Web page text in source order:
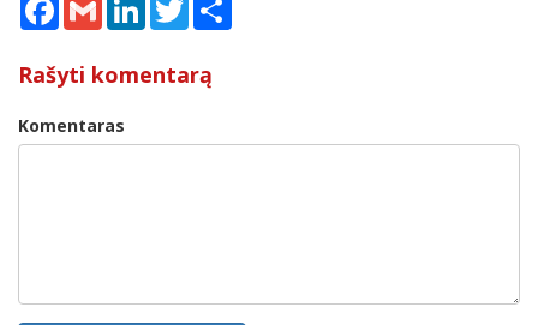
Rašyti komentarą
Komentaras